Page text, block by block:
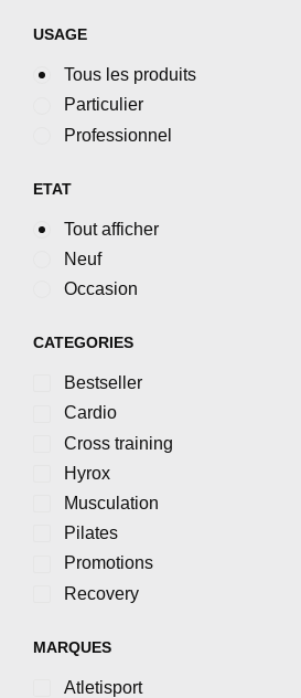
USAGE
Tous les produits
Particulier
Professionnel
ETAT
Tout afficher
Neuf
Occasion
CATEGORIES
Bestseller
Cardio
Cross training
Hyrox
Musculation
Pilates
Promotions
Recovery
MARQUES
Atletisport